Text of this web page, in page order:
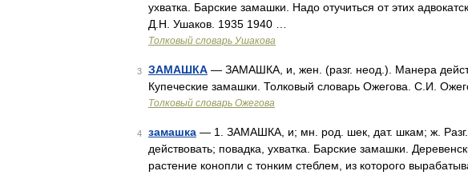
ухватка. Барские замашки. Надо отучиться от этих
Д.Н. Ушаков. 1935 1940 …
Толковый словарь Ушакова
3 ЗАМАШКА — ЗАМАШКА, и, жен. (разг. неод.). Манера
Купеческие замашки. Толковый словарь Ожегова. С.И.
Толковый словарь Ожегова
4 замашка — 1. ЗАМАШКА, и; мн. род. шек, дат. шкам; ж.
действовать; повадка, ухватка. Барские замашки.
растение конопли с тонким стеблем, из которого